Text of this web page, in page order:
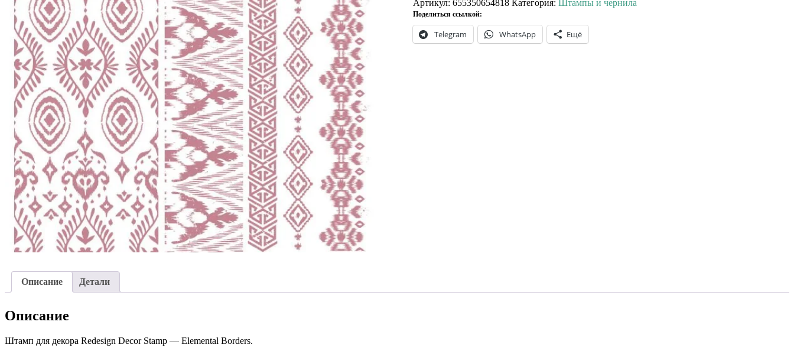
Артикул: 655350654818 Категория: Штампы и чернила
Поделиться ссылкой:
Telegram WhatsApp Ещё
Описание Детали
Описание
Штамп для декора Redesign Decor Stamp — Elemental Borders.